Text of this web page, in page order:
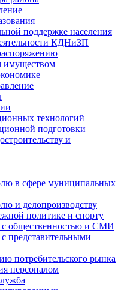
поддержке населения
КДНиЗП
имуществом
технологий
подготовки
и
в сфере муниципальных
и делопроизводству
политике и спорту
с общественностью и СМИ
представительными
потребительского рынка
персоналом